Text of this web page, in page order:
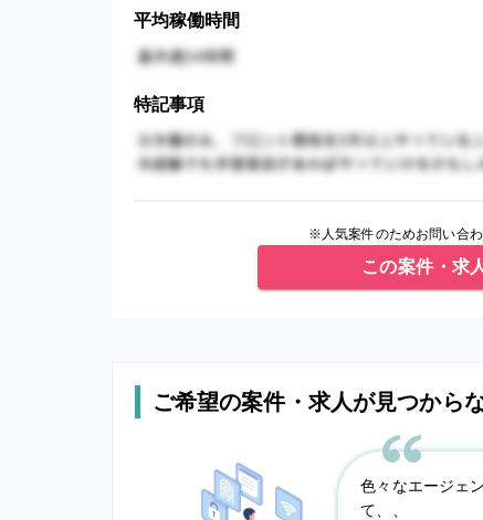
平均稼働時間
特記事項
※人気案件のためお問い合
この案件・求
ご希望の案件・求人が見つから
色々なエージェ
て、、